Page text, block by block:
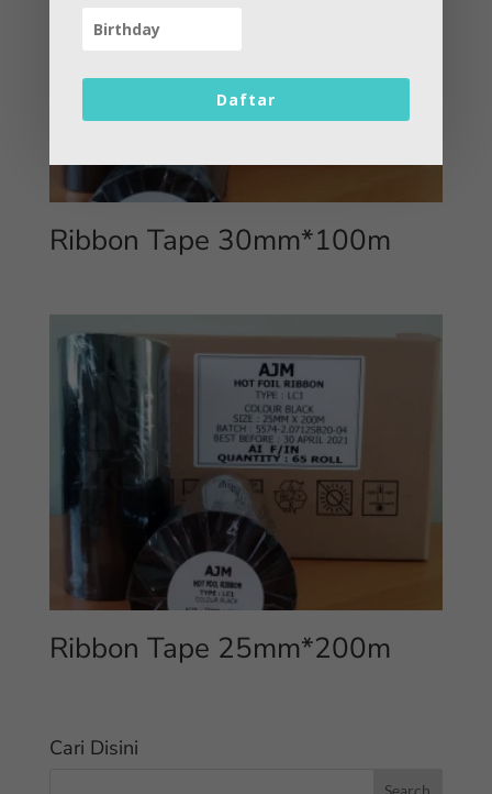
Ribbon Tape 30mm*100m
Ribbon Tape 25mm*200m
Cari Disini
Daftar